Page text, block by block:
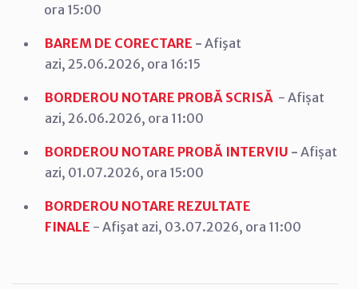
ora 15:00
BAREM DE CORECTARE - Afişat
azi, 25.06.2026, ora 16:15
BORDEROU NOTARE PROBĂ SCRISĂ - Afișat
azi, 26.06.2026, ora 11:00
BORDEROU NOTARE PROBĂ INTERVIU - Afișat
azi, 01.07.2026, ora 15:00
BORDEROU NOTARE REZULTATE
FINALE - Afişat azi, 03.07.2026, ora 11:00